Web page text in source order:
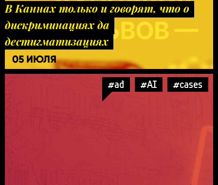
В Каннах только и говорят, что о
дискриминациях да
дестигматизациях
05 ИЮЛЯ
#ad #AI #cases